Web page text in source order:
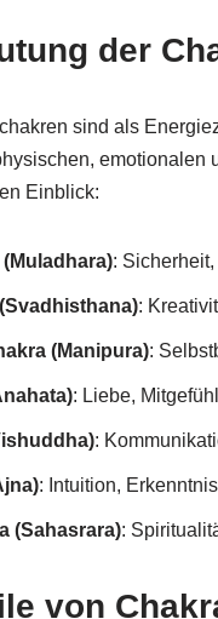
der
sind als
emotionalen
Einblick:
:
:
(Manipura):
: Liebe,
:
: Intuition,
(Sahasrara):
von